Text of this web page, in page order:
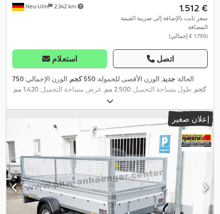
Neu-Ulm 2.342 km ‏1.512 €
سعر ثابت بالإضافة إلى ضريبة القيمة
المضافة
(‏1.799 € إجمالي)
استعلام اتصل
الحالة:جديد, الوزن الأقصى للحمولة:550 كجم , الوزن الإجمالي:750
كجم , طول مساحة التحميل:2.500 مم , عرض مساحة التحميل:1.420 مم
, حجم مساحة التحميل:
ارتفاع البناء:1.460 مم , العرض التشغيلي:1.490 مم ,
إعلان صغير